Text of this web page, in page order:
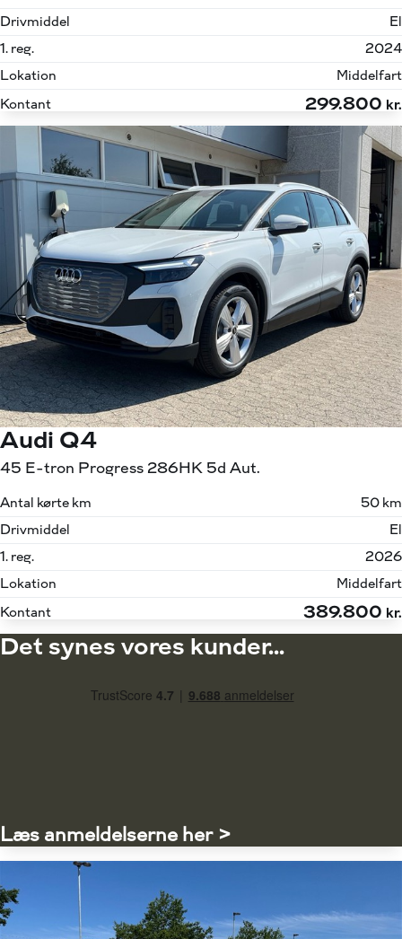
Drivmiddel
El
1. reg.
2024
Lokation
Middelfart
Kontant
299.800 kr.
Audi Q4
45 E-tron Progress 286HK 5d Aut.
Antal kørte km
50 km
Drivmiddel
El
1. reg.
2026
Lokation
Middelfart
Kontant
389.800 kr.
Det synes vores kunder...
Læs anmeldelserne her >